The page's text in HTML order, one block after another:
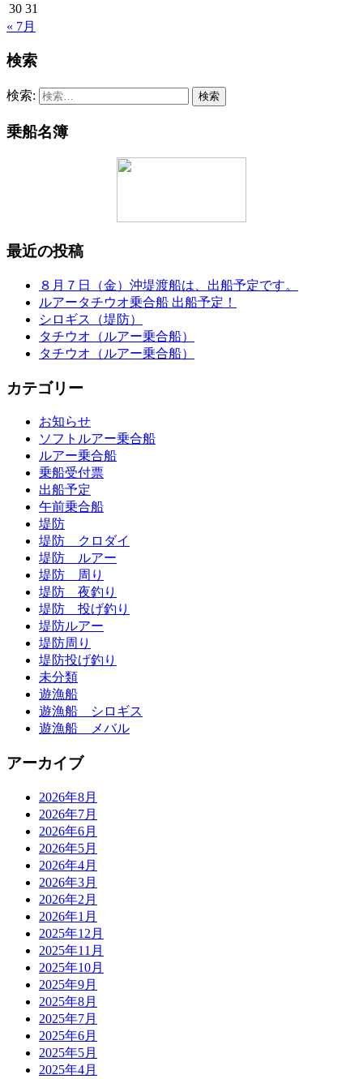
30 31
« 7月
検索
検索:
乗船名簿
最近の投稿
８月７日（金）沖堤渡船は、出船予定です。
ルアータチウオ乗合船 出船予定！
シロギス（堤防）
タチウオ（ルアー乗合船）
タチウオ（ルアー乗合船）
カテゴリー
お知らせ
ソフトルアー乗合船
ルアー乗合船
乗船受付票
出船予定
午前乗合船
堤防
堤防 クロダイ
堤防 ルアー
堤防 周り
堤防 夜釣り
堤防 投げ釣り
堤防ルアー
堤防周り
堤防投げ釣り
未分類
遊漁船
遊漁船 シロギス
遊漁船 メバル
アーカイブ
2026年8月
2026年7月
2026年6月
2026年5月
2026年4月
2026年3月
2026年2月
2026年1月
2025年12月
2025年11月
2025年10月
2025年9月
2025年8月
2025年7月
2025年6月
2025年5月
2025年4月